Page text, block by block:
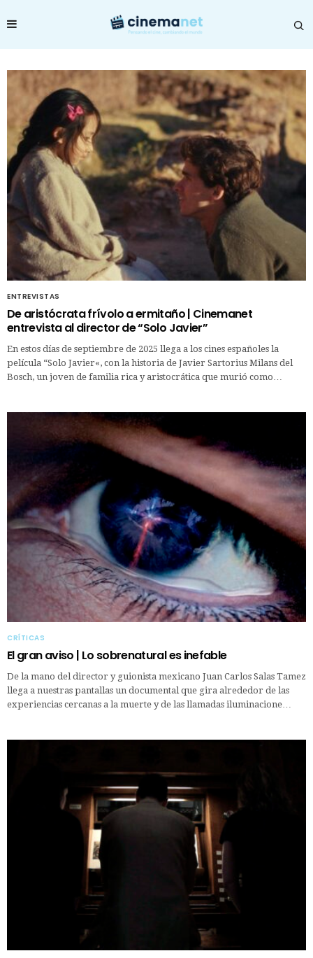
ENTREVISTAS
De aristócrata frívolo a ermitaño | Cinemanet
entrevista al director de “Solo Javier”
En estos días de septiembre de 2025 llega a los cines españoles la
película “Solo Javier«, con la historia de Javier Sartorius Milans del
Bosch, un joven de familia rica y aristocrática que murió como…
CRÍTICAS
El gran aviso | Lo sobrenatural es inefable
De la mano del director y guionista mexicano Juan Carlos Salas Tamez
llega a nuestras pantallas un documental que gira alrededor de las
experiencias cercanas a la muerte y de las llamadas iluminacione…